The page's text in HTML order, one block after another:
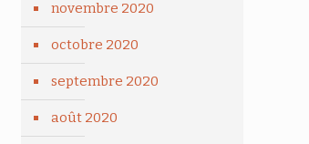
novembre 2020
octobre 2020
septembre 2020
août 2020